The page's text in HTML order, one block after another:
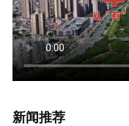
新闻推荐